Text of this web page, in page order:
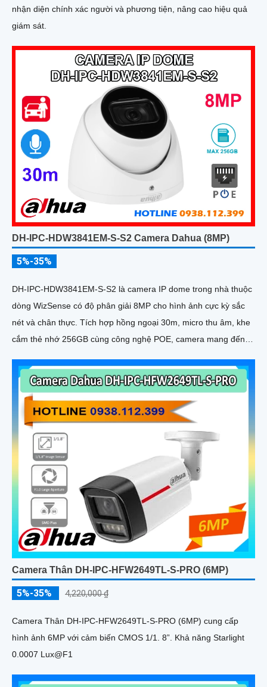
nhận diện chính xác người và phương tiện, nâng cao hiệu quả
giám sát.
DH-IPC-HDW3841EM-S-S2 Camera Dahua (8MP)
5%-35%
DH-IPC-HDW3841EM-S-S2 là camera IP dome trong nhà thuộc
dòng WizSense có độ phân giải 8MP cho hình ảnh cực kỳ sắc
nét và chân thực. Tích hợp hồng ngoại 30m, micro thu âm, khe
cắm thẻ nhớ 256GB cùng công nghệ POE, camera mang đến
Camera Thân DH-IPC-HFW2649TL-S-PRO (6MP)
5%-35% 4,220,000 ₫
Camera Thân DH-IPC-HFW2649TL-S-PRO (6MP) cung cấp
hình ảnh 6MP với cảm biến CMOS 1/1. 8”. Khả năng Starlight
0.0007 Lux@F1